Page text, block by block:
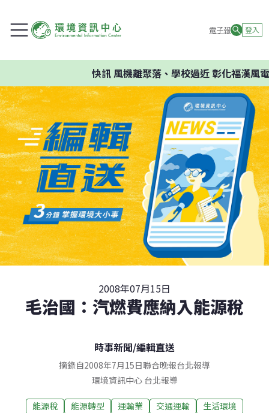
電子報 登入
快訊風機離聚落、學校過近 彰化福漢風電
2008年07月15日
毛治國：汽燃費應納入能源稅
時事新聞/編輯直送
摘錄自2008年7月15日聯合晚報台北報導
環境資訊中心 台北報導
能源稅 能源轉型 運輸業 交通運輸 生活環境